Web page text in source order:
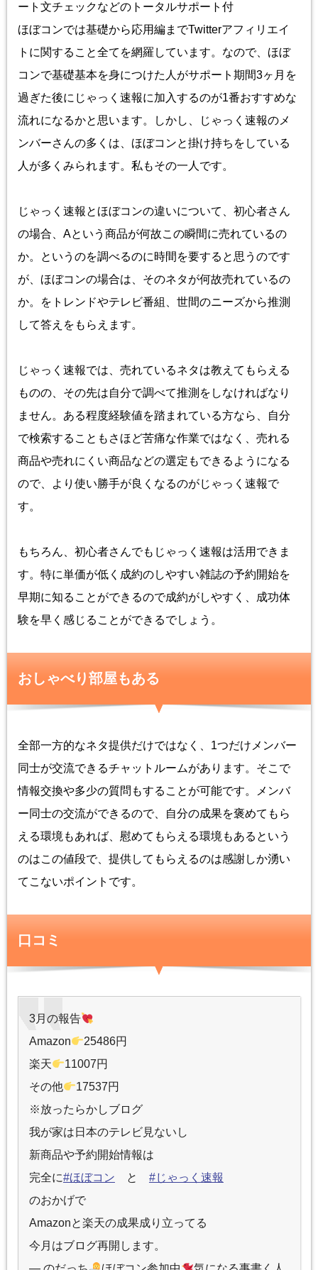
ート文チェックなどのトータルサポート付
ほぼコンでは基礎から応用編までTwitterアフィリエイ
トに関すること全てを網羅しています。なので、ほぼ
コンで基礎基本を身につけた人がサポート期間3ヶ月を
過ぎた後にじゃっく速報に加入するのが1番おすすめな
流れになるかと思います。しかし、じゃっく速報のメ
ンバーさんの多くは、ほぼコンと掛け持ちをしている
人が多くみられます。私もその一人です。
じゃっく速報とほぼコンの違いについて、初心者さん
の場合、Aという商品が何故この瞬間に売れているの
か。というのを調べるのに時間を要すると思うのです
が、ほぼコンの場合は、そのネタが何故売れているの
か。をトレンドやテレビ番組、世間のニーズから推測
して答えをもらえます。
じゃっく速報では、売れているネタは教えてもらえる
ものの、その先は自分で調べて推測をしなければなり
ません。ある程度経験値を踏まれている方なら、自分
で検索することもさほど苦痛な作業ではなく、売れる
商品や売れにくい商品などの選定もできるようになる
ので、より使い勝手が良くなるのがじゃっく速報で
す。
もちろん、初心者さんでもじゃっく速報は活用できま
す。特に単価が低く成約のしやすい雑誌の予約開始を
早期に知ることができるので成約がしやすく、成功体
験を早く感じることができるでしょう。
おしゃべり部屋もある
全部一方的なネタ提供だけではなく、1つだけメンバー
同士が交流できるチャットルームがあります。そこで
情報交換や多少の質問もすることが可能です。メンバ
ー同士の交流ができるので、自分の成果を褒めてもら
える環境もあれば、慰めてもらえる環境もあるという
のはこの値段で、提供してもらえるのは感謝しか湧い
てこないポイントです。
口コミ
3月の報告
Amazon
25486円
楽天
11007円
その他
17537円
※放ったらかしブログ
我が家は日本のテレビ見ないし
新商品や予約開始情報は
完全に#ほぼコン と #じゃっく速報
のおかげで
Amazonと楽天の成果成り立ってる
今月はブログ再開します。